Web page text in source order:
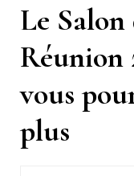
Le Salon
Réunion
vous
plus